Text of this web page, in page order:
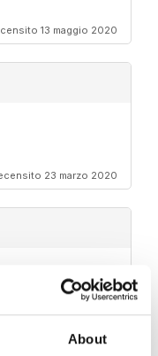
About
13 maggio 2020
23 marzo 2020